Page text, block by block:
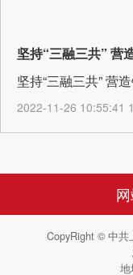
坚持“三融三共” 营
坚持“三融三共” 营
2022-11-26 10:55:41
CopyRight © 中